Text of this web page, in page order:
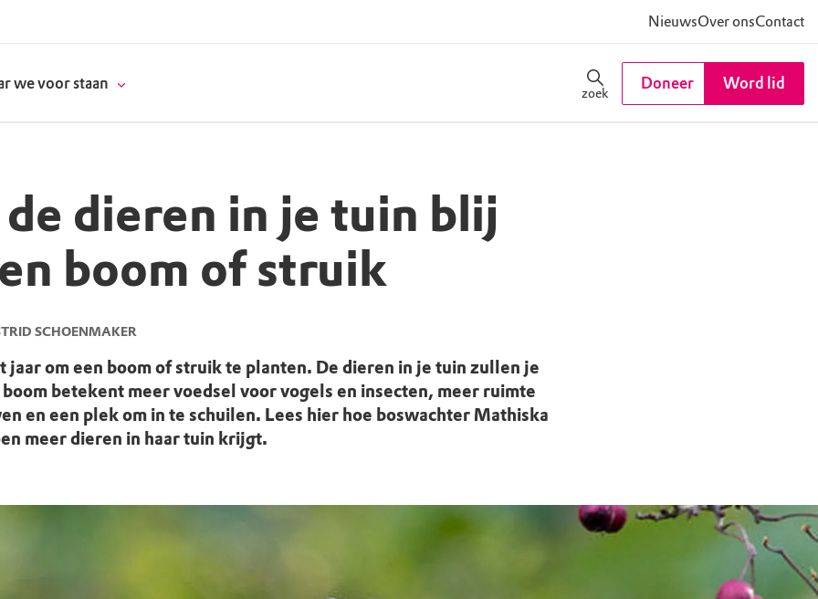
NieuwsOver onsContact
we voor staan
zoek
Doneer Word lid
dieren in je tuin blij
boom of struik
SCHOENMAKER
jaar om een boom of struik te planten. De dieren in je tuin zullen je
betekent meer voedsel voor vogels en insecten, meer ruimte
en een plek om in te schuilen. Lees hier hoe boswachter Mathiska
meer dieren in haar tuin krijgt.